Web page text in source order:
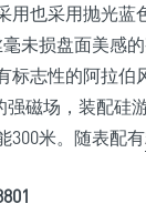
用也采用抛光蓝
未损盘面美感
标志性的阿拉
强磁场，装配
300米。随表配有